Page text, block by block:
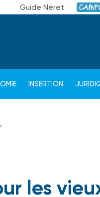
Guide Néret Campus
INSERTION
les